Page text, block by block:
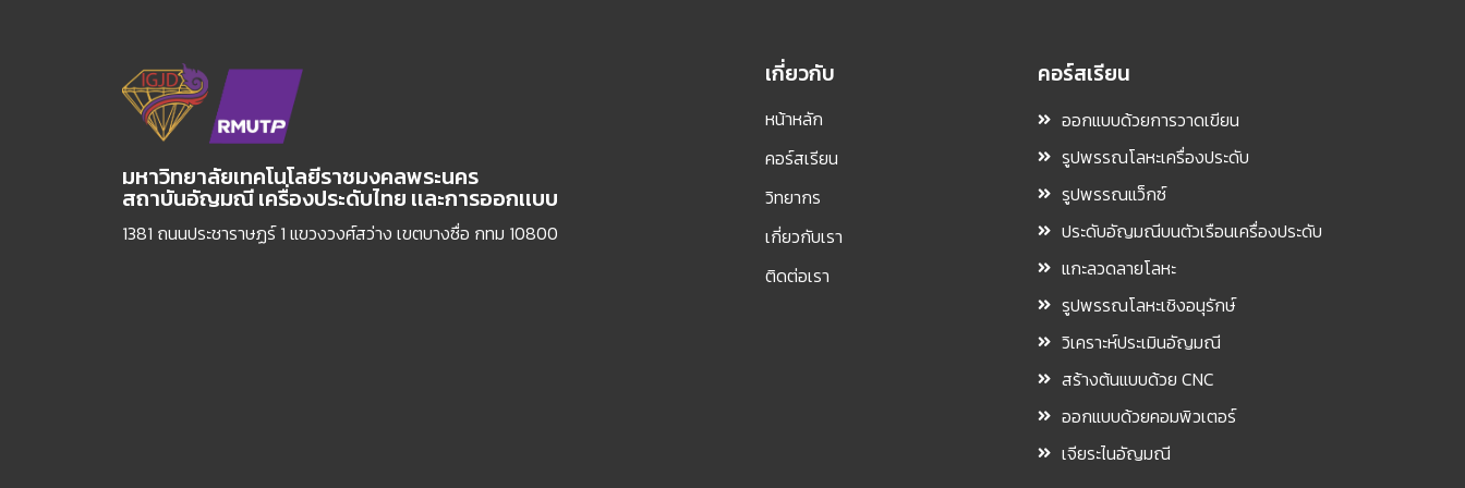
มหาวิทยาลัยเทคโนโลยีราชมงคลพระนคร
สถาบันอัญมณี เครื่องประดับไทย เเละการออกเเบบ
1381 ถนนประชาราษฏร์ 1 แขวงวงศ์สว่าง เขตบางซื่อ กทม 10800
เกี่ยวกับ
หน้าหลัก
คอร์สเรียน
วิทยากร
เกี่ยวกับเรา
ติดต่อเรา
คอร์สเรียน
ออกแบบด้วยการวาดเขียน
รูปพรรณโลหะเครื่องประดับ
รูปพรรณแว็กซ์
ประดับอัญมณีบนตัวเรือนเครื่องประดับ
แกะลวดลายโลหะ
รูปพรรณโลหะเชิงอนุรักษ์
วิเคราะห์ประเมินอัญมณี
สร้างต้นแบบด้วย CNC
ออกแบบด้วยคอมพิวเตอร์
เจียระไนอัญมณี